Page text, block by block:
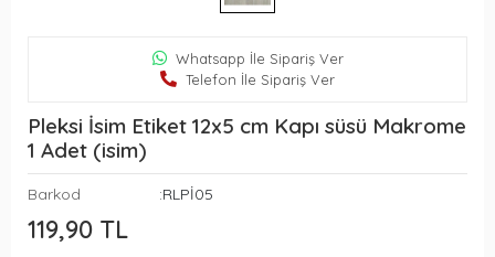
Whatsapp İle Sipariş Ver
Telefon İle Sipariş Ver
Pleksi İsim Etiket 12x5 cm Kapı süsü Makrome
1 Adet (isim)
Barkod :RLPİ05
119,90 TL